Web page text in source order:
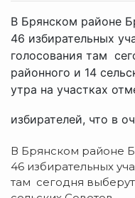
В Брянском районе
46 избирательных
голосования там
районного и 14
утра на участках
избирателей, что в
В Брянском районе
46 избирательных
там сегодня